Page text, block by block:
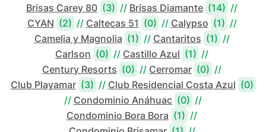
Brisas Carey 80 (3) // Brisas Diamante (14) //
CYAN (2) // Caltecas 51 (0) // Calypso (1) //
Camelia y Magnolia (1) // Cantaritos (1) //
Carlson (0) // Castillo Azul (1) //
Century Resorts (0) // Cerromar (0) //
Club Playamar (3) // Club Residencial Costa Azul (0)
// Condominio Anáhuac (0) //
Condominio Bora Bora (1) //